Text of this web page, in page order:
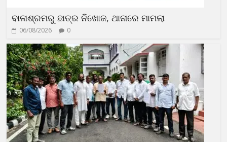
ବାଳାଶ୍ରମରୁ ଛାତ୍ର ନିଖୋଜ, ଥାନାରେ ମାମଲା
06/08/2026 0